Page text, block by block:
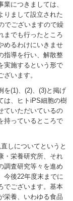
につきましては、
りまして設立された
でございますので繰
までも行ったところ
めるわけにいきませ
指導を行い、解散整
実施するという形で
います。
(1)、(2)、(3)と掲げ
は、ヒトiPS細胞の樹
ていただいているの
持っているところで
しについてというと
・栄養研究所、それ
調査研究等々を進め
今後22年度末までに
でございます。基本
栄養、いわゆる食品